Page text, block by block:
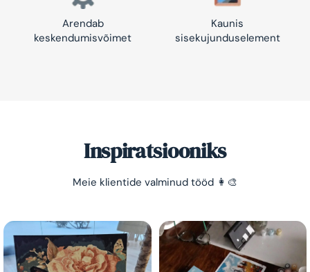
Arendab
keskendumisvõimet
Kaunis
sisekujunduselement
Inspiratsiooniks
Meie klientide valminud tööd 👩‍🎨